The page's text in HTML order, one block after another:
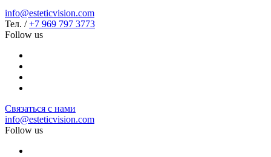
info@esteticvision.com
Тел. / +7 969 797 3773
Follow us
Связаться с нами
info@esteticvision.com
Follow us